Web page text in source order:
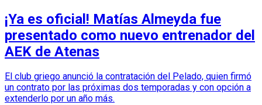
¡Ya es oficial! Matías Almeyda fue
presentado como nuevo entrenador del
AEK de Atenas
El club griego anunció la contratación del Pelado, quien firmó
un contrato por las próximas dos temporadas y con opción a
extenderlo por un año más.